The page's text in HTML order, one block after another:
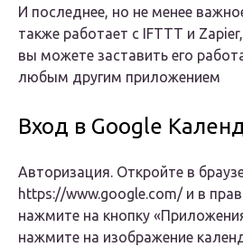
И последнее, но не менее
также работает с IFTTT и
вы можете заставить его
любым другим приложением
Вход в Google
Авторизация. Откройте в
https://www.google.com/ и в
нажмите на кнопку
нажмите на изображение